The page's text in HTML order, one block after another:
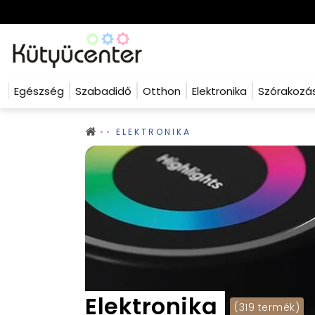
Egészség Szabadidő Otthon Elektronika
ELEKTRONIKA
Elektronika (319 termék)